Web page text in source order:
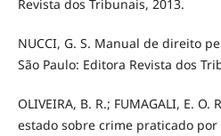
Revista dos Tribunais, 2013.
NUCCI, G. S. Manual de direito
São Paulo: Editora Revista dos
OLIVEIRA, B. R.; FUMAGALI, E.
estado sobre crime praticado